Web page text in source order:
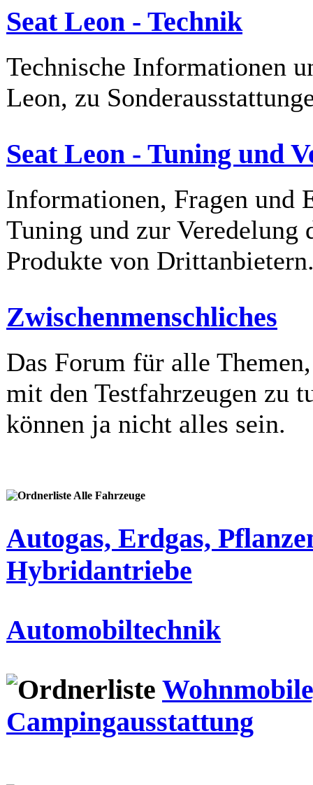
Seat Leon - Technik
Technische Informationen
Leon, zu
Seat Leon - Tuning und
Informationen, Fragen und
Tuning und zur Veredelung
Produkte von
Zwischenmenschliches
Das Forum für alle
mit den Testfahrzeugen zu
können ja nicht alles sein.
Alle Fahrzeuge
Autogas, Erdgas,
Hybridantriebe
Automobiltechnik
Campingausstattung